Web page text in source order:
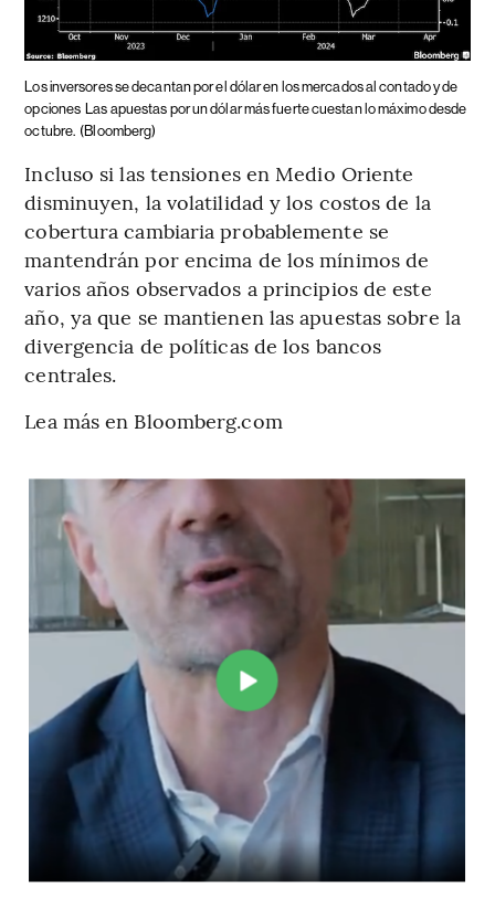
Los inversores se decantan por el dólar en los mercados al contado y de
opciones
Las apuestas por un dólar más fuerte cuestan lo máximo desde
octubre. (Bloomberg)
Incluso si las tensiones en Medio Oriente
disminuyen, la volatilidad y los costos de la
cobertura cambiaria probablemente se
mantendrán por encima de los mínimos de
varios años observados a principios de este
año, ya que se mantienen las apuestas sobre la
divergencia de políticas de los bancos
centrales.
Lea más en Bloomberg.com